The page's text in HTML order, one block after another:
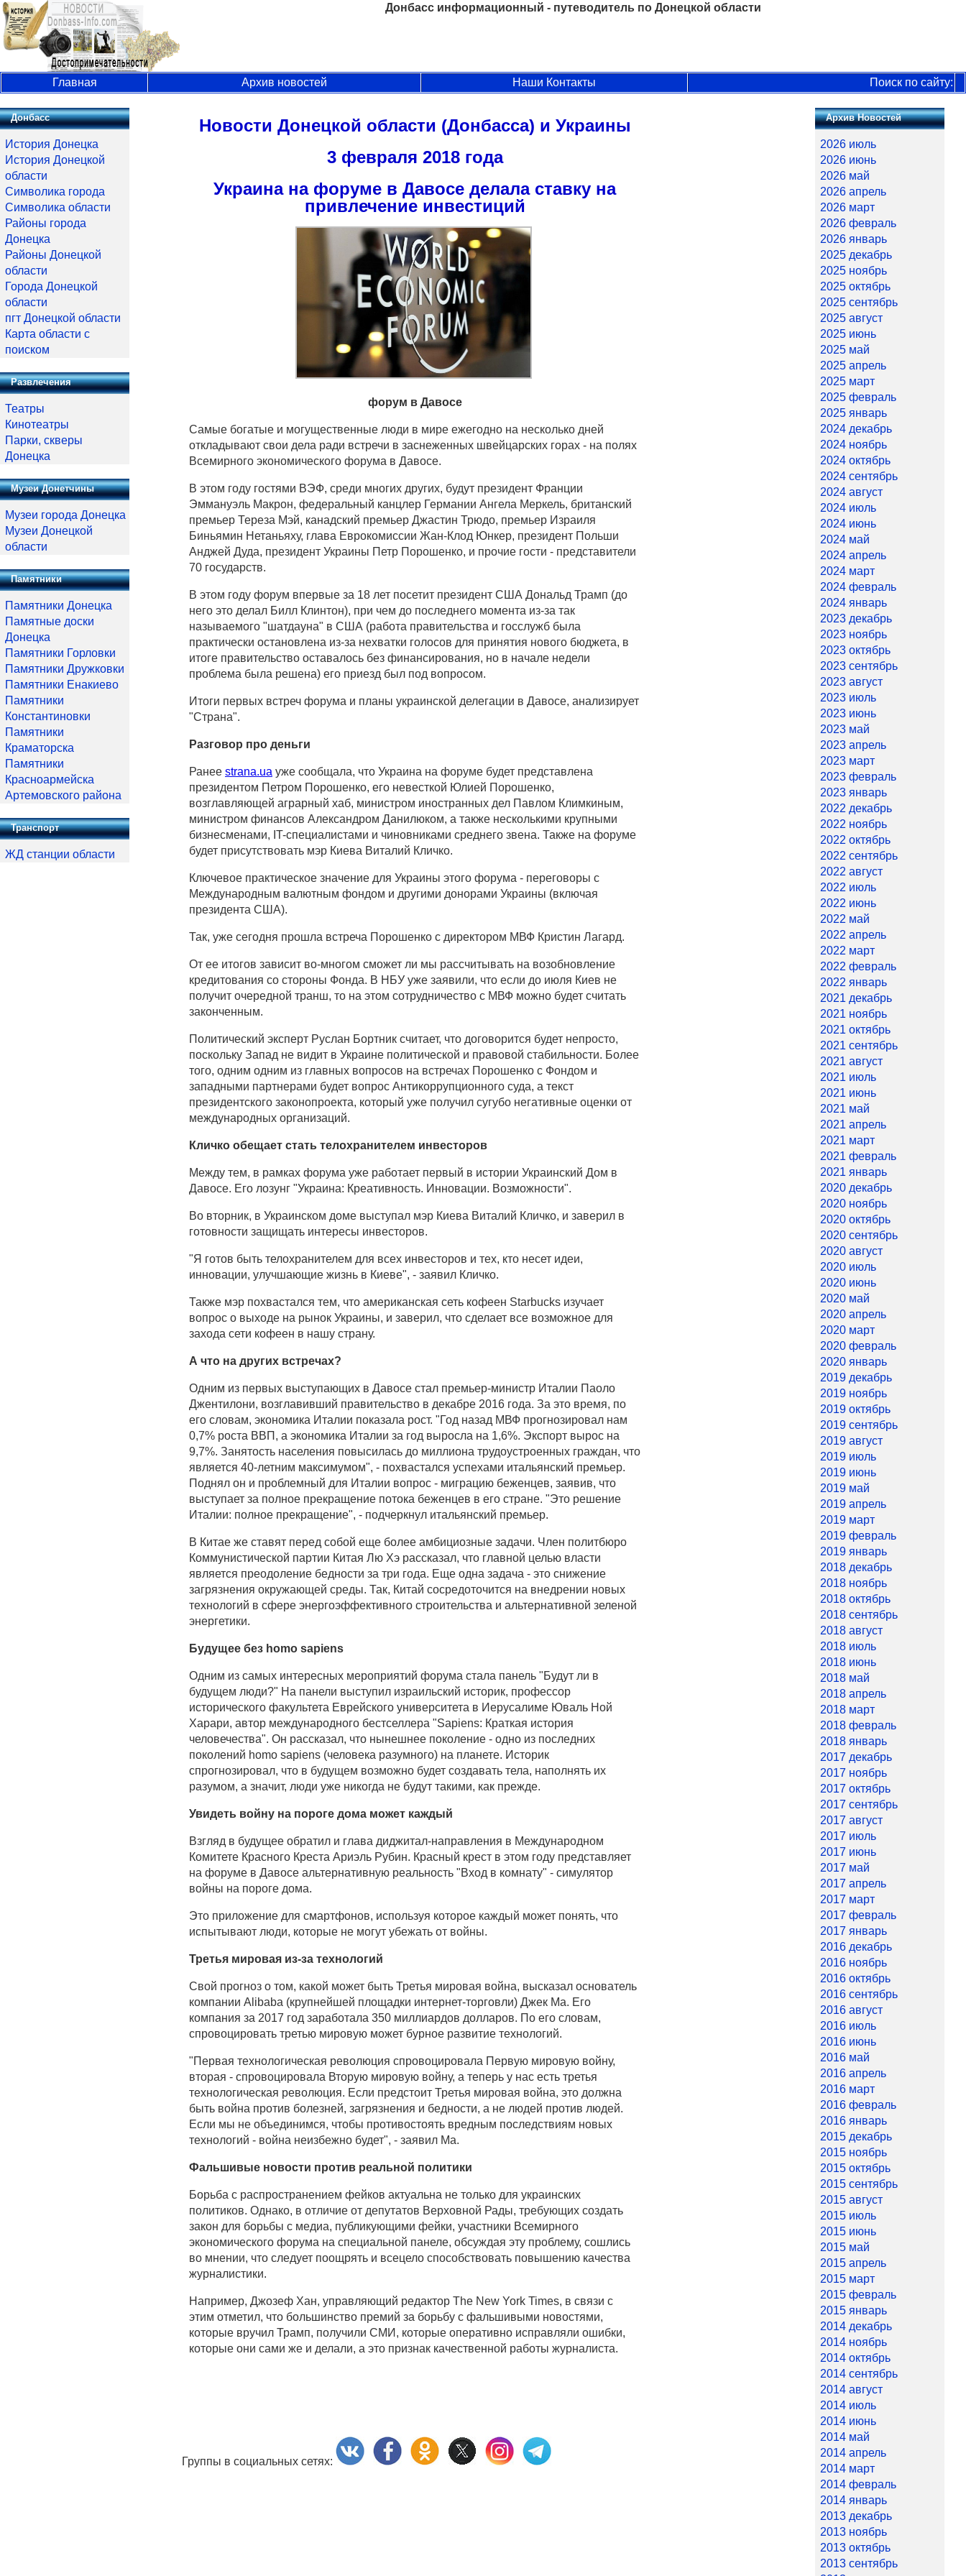
Донбасс информационный - путеводитель по Донецкой области
Главная Архив новостей Наши Контакты Поиск по сайту:
Новости Донецкой области (Донбасса) и Украины
3 февраля 2018 года
Украина на форуме в Давосе делала ставку на
привлечение инвестиций
форум в Давосе
Самые богатые и могущественные люди в мире ежегодно на несколько дней
откладывают свои дела ради встречи в заснеженных швейцарских горах - на полях
Всемирного экономического форума в Давосе.
В этом году гостями ВЭФ, среди многих других, будут президент Франции
Эммануэль Макрон, федеральный канцлер Германии Ангела Меркель, британский
премьер Тереза Мэй, канадский премьер Джастин Трюдо, премьер Израиля
Биньямин Нетаньяху, глава Еврокомиссии Жан-Клод Юнкер, президент Польши
Анджей Дуда, президент Украины Петр Порошенко, и прочие гости - представители
70 государств.
В этом году форум впервые за 18 лет посетит президент США Дональд Трамп (до
него это делал Билл Клинтон), при чем до последнего момента из-за так
называемого "шатдауна" в США (работа правительства и госслужб была
практически остановлена из-за нехватки голосов для принятия нового бюджета, в
итоге правительство оставалось без финансирования, но в начале недели
проблема была решена) его приезд был под вопросом.
Итоги первых встреч форума и планы украинской делегации в Давосе, анализирует
"Страна".
Разговор про деньги
Ранее strana.ua уже сообщала, что Украина на форуме будет представлена
президентом Петром Порошенко, его невесткой Юлией Порошенко,
возглавляющей аграрный хаб, министром иностранных дел Павлом Климкиным,
министром финансов Александром Данилюком, а также несколькими крупными
бизнесменами, IT-специалистами и чиновниками среднего звена. Также на форуме
будет присутствовать мэр Киева Виталий Кличко.
Ключевое практическое значение для Украины этого форума - переговоры с
Международным валютным фондом и другими донорами Украины (включая
президента США).
Так, уже сегодня прошла встреча Порошенко с директором МВФ Кристин Лагард.
От ее итогов зависит во-многом сможет ли мы рассчитывать на возобновление
кредитования со стороны Фонда. В НБУ уже заявили, что если до июля Киев не
получит очередной транш, то на этом сотрудничество с МВФ можно будет считать
законченным.
Политический эксперт Руслан Бортник считает, что договорится будет непросто,
поскольку Запад не видит в Украине политической и правовой стабильности. Более
того, одним одним из главных вопросов на встречах Порошенко с Фондом и
западными партнерами будет вопрос Антикоррупционного суда, а текст
президентского законопроекта, который уже получил сугубо негативные оценки от
международных организаций.
Кличко обещает стать телохранителем инвесторов
Между тем, в рамках форума уже работает первый в истории Украинский Дом в
Давосе. Его лозунг "Украина: Креативность. Инновации. Возможности".
Во вторник, в Украинском доме выступал мэр Киева Виталий Кличко, и заверил в
готовности защищать интересы инвесторов.
"Я готов быть телохранителем для всех инвесторов и тех, кто несет идеи,
инновации, улучшающие жизнь в Киеве", - заявил Кличко.
Также мэр похвастался тем, что американская сеть кофеен Starbucks изучает
вопрос о выходе на рынок Украины, и заверил, что сделает все возможное для
захода сети кофеен в нашу страну.
А что на других встречах?
Одним из первых выступающих в Давосе стал премьер-министр Италии Паоло
Джентилони, возглавивший правительство в декабре 2016 года. За это время, по
его словам, экономика Италии показала рост. "Год назад МВФ прогнозировал нам
0,7% роста ВВП, а экономика Италии за год выросла на 1,6%. Экспорт вырос на
9,7%. Занятость населения повысилась до миллиона трудоустроенных граждан, что
является 40-летним максимумом", - похвастался успехами итальянский премьер.
Поднял он и проблемный для Италии вопрос - миграцию беженцев, заявив, что
выступает за полное прекращение потока беженцев в его стране. "Это решение
Италии: полное прекращение", - подчеркнул итальянский премьер.
В Китае же ставят перед собой еще более амбициозные задачи. Член политбюро
Коммунистической партии Китая Лю Хэ рассказал, что главной целью власти
является преодоление бедности за три года. Еще одна задача - это снижение
загрязнения окружающей среды. Так, Китай сосредоточится на внедрении новых
технологий в сфере энергоэффективного строительства и альтернативной зеленой
энергетики.
Будущее без homo sapiens
Одним из самых интересных мероприятий форума стала панель "Будут ли в
будущем люди?" На панели выступил израильский историк, профессор
исторического факультета Еврейского университета в Иерусалиме Юваль Ной
Харари, автор международного бестселлера "Sapiens: Краткая история
человечества". Он рассказал, что нынешнее поколение - одно из последних
поколений homo sapiens (человека разумного) на планете. Историк
спрогнозировал, что в будущем возможно будет создавать тела, наполнять их
разумом, а значит, люди уже никогда не будут такими, как прежде.
Увидеть войну на пороге дома может каждый
Взгляд в будущее обратил и глава диджитал-направления в Международном
Комитете Красного Креста Ариэль Рубин. Красный крест в этом году представляет
на форуме в Давосе альтернативную реальность "Вход в комнату" - симулятор
войны на пороге дома.
Это приложение для смартфонов, используя которое каждый может понять, что
испытывают люди, которые не могут убежать от войны.
Третья мировая из-за технологий
Свой прогноз о том, какой может быть Третья мировая война, высказал основатель
компании Alibaba (крупнейшей площадки интернет-торговли) Джек Ма. Его
компания за 2017 год заработала 350 миллиардов долларов. По его словам,
спровоцировать третью мировую может бурное развитие технологий.
"Первая технологическая революция спровоцировала Первую мировую войну,
вторая - спровоцировала Вторую мировую войну, а теперь у нас есть третья
технологическая революция. Если предстоит Третья мировая война, это должна
быть война против болезней, загрязнения и бедности, а не людей против людей.
Если мы не объединимся, чтобы противостоять вредным последствиям новых
технологий - война неизбежно будет", - заявил Ма.
Фальшивые новости против реальной политики
Борьба с распространением фейков актуальна не только для украинских
политиков. Однако, в отличие от депутатов Верховной Рады, требующих создать
закон для борьбы с медиа, публикующими фейки, участники Всемирного
экономического форума на специальной панеле, обсуждая эту проблему, сошлись
во мнении, что следует поощрять и всецело способствовать повышению качества
журналистики.
Например, Джозеф Хан, управляющий редактор The New York Times, в связи с
этим отметил, что большинство премий за борьбу с фальшивыми новостями,
которые вручил Трамп, получили СМИ, которые оперативно исправляли ошибки,
которые они сами же и делали, а это признак качественной работы журналиста.
Группы в социальных сетях:
Донбасс
История Донецка
История Донецкой
области
Символика города
Символика области
Районы города
Донецка
Районы Донецкой
области
Города Донецкой
области
пгт Донецкой области
Карта области с
поиском
Развлечения
Театры
Кинотеатры
Парки, скверы
Донецка
Музеи Донетчины
Музеи города Донецка
Музеи Донецкой
области
Памятники
Памятники Донецка
Памятные доски
Донецка
Памятники Горловки
Памятники Дружковки
Памятники Енакиево
Памятники
Константиновки
Памятники
Краматорска
Памятники
Красноармейска
Артемовского района
Транспорт
ЖД станции области
Архив Новостей
2026 июль
2026 июнь
2026 май
2026 апрель
2026 март
2026 февраль
2026 январь
2025 декабрь
2025 ноябрь
2025 октябрь
2025 сентябрь
2025 август
2025 июнь
2025 май
2025 апрель
2025 март
2025 февраль
2025 январь
2024 декабрь
2024 ноябрь
2024 октябрь
2024 сентябрь
2024 август
2024 июль
2024 июнь
2024 май
2024 апрель
2024 март
2024 февраль
2024 январь
2023 декабрь
2023 ноябрь
2023 октябрь
2023 сентябрь
2023 август
2023 июль
2023 июнь
2023 май
2023 апрель
2023 март
2023 февраль
2023 январь
2022 декабрь
2022 ноябрь
2022 октябрь
2022 сентябрь
2022 август
2022 июль
2022 июнь
2022 май
2022 апрель
2022 март
2022 февраль
2022 январь
2021 декабрь
2021 ноябрь
2021 октябрь
2021 сентябрь
2021 август
2021 июль
2021 июнь
2021 май
2021 апрель
2021 март
2021 февраль
2021 январь
2020 декабрь
2020 ноябрь
2020 октябрь
2020 сентябрь
2020 август
2020 июль
2020 июнь
2020 май
2020 апрель
2020 март
2020 февраль
2020 январь
2019 декабрь
2019 ноябрь
2019 октябрь
2019 сентябрь
2019 август
2019 июль
2019 июнь
2019 май
2019 апрель
2019 март
2019 февраль
2019 январь
2018 декабрь
2018 ноябрь
2018 октябрь
2018 сентябрь
2018 август
2018 июль
2018 июнь
2018 май
2018 апрель
2018 март
2018 февраль
2018 январь
2017 декабрь
2017 ноябрь
2017 октябрь
2017 сентябрь
2017 август
2017 июль
2017 июнь
2017 май
2017 апрель
2017 март
2017 февраль
2017 январь
2016 декабрь
2016 ноябрь
2016 октябрь
2016 сентябрь
2016 август
2016 июль
2016 июнь
2016 май
2016 апрель
2016 март
2016 февраль
2016 январь
2015 декабрь
2015 ноябрь
2015 октябрь
2015 сентябрь
2015 август
2015 июль
2015 июнь
2015 май
2015 апрель
2015 март
2015 февраль
2015 январь
2014 декабрь
2014 ноябрь
2014 октябрь
2014 сентябрь
2014 август
2014 июль
2014 июнь
2014 май
2014 апрель
2014 март
2014 февраль
2014 январь
2013 декабрь
2013 ноябрь
2013 октябрь
2013 сентябрь